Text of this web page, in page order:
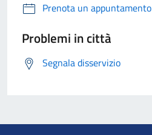
Prenota un appuntamento
Problemi in città
Segnala disservizio